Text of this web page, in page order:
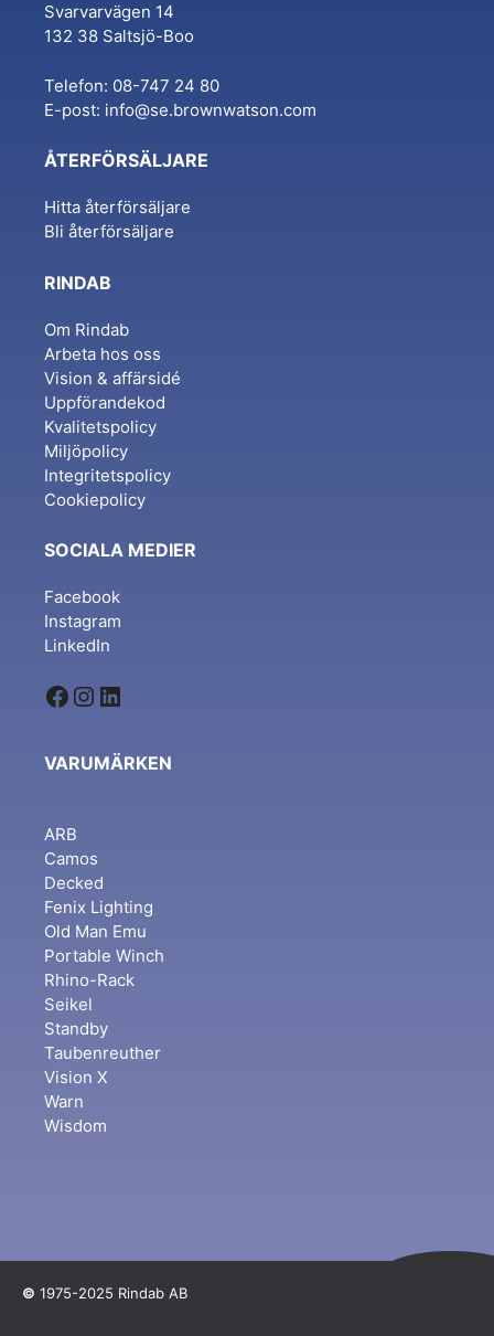
Svarvarvägen 14
132 38 Saltsjö-Boo
Telefon: 08-747 24 80
E-post: info@se.brownwatson.com
ÅTERFÖRSÄLJARE
Hitta återförsäljare
Bli återförsäljare
RINDAB
Om Rindab
Arbeta hos oss
Vision & affärsidé
Uppförandekod
Kvalitetspolicy
Miljöpolicy
Integritetspolicy
Cookiepolicy
SOCIALA MEDIER
Facebook
Instagram
LinkedIn
Facebook
Instagram
LinkedIn
VARUMÄRKEN
ARB
Camos
Decked
Fenix Lighting
Old Man Emu
Portable Winch
Rhino-Rack
Seikel
Standby
Taubenreuther
Vision X
Warn
Wisdom
© 1975-2025 Rindab AB